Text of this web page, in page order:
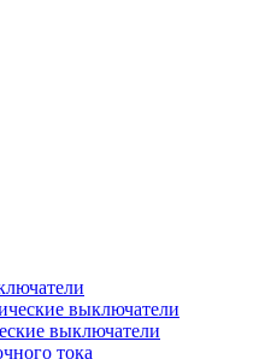
выключатели
выключатели
тока